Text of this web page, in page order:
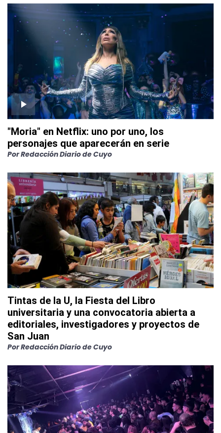
"Moria" en Netflix: uno por uno, los
personajes que aparecerán en serie
PorRedacción Diario de Cuyo
Tintas de la U, la Fiesta del Libro
universitaria y una convocatoria abierta a
editoriales, investigadores y proyectos de
San Juan
PorRedacción Diario de Cuyo